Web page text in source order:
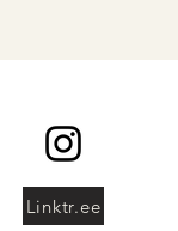
Linktr.ee